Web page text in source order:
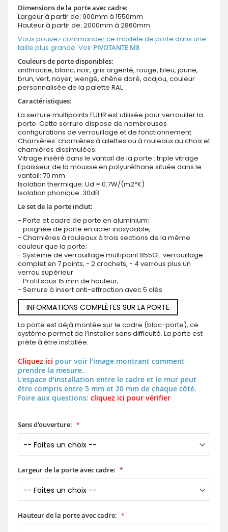
Dimensions de la porte avec cadre:
Largeur à partir de: 900mm à 1550mm
Hauteur à partir de: 2000mm à 2860mm
Vous pouvez commander ce modèle de porte dans une
taille plus grande. Voir PIVOTANTE M8
Couleurs de porte disponibles:
anthracite, blanc, noir, gris argenté, rouge, bleu, jaune,
brun, vert, noyer, wengé, chêne doré, acajou, couleur
personnalisée de la palette RAL
Caractéristiques:
La serrure multipoints FUHR est utilisée pour verrouiller la
porte. Cette serrure dispose de nombreuses
configurations de verrouillage et de fonctionnement.
Charnières: charnières à ailettes ou à rouleaux au choix et
charnières dissimulées.
Vitrage inséré dans le vantail de la porte : triple vitrage
Epaisseur de la mousse en polyuréthane située dans le
vantail: 70 mm
Isolation thermique: Ud = 0.7W/(m2*K)
Isolation phonique: 30dB
Le set de la porte inclut:
- Porte et cadre de porte en aluminium;
- poignée de porte en acier inoxydable;
- Charnières à rouleaux à trois sections de la même
couleur que la porte;
- Système de verrouillage multipoint 855GL: verrouillage
complet en 7 points, - 2 crochets, - 4 verrous plus un
verrou supérieur
- Profil sous 15 mm de hauteur;
- Serrure à insert anti-effraction avec 5 clés
INFORMATIONS COMPLÈTES SUR LA PORTE
La porte est déjà montée sur le cadre (bloc-porte), ce
système permet de l’installer sans difficulté. La porte est
prête à être installée.
Cliquez ici pour voir l’image montrant comment
prendre la mesure.
L'espace d'installation entre le cadre et le mur peut
être compris entre 5 mm et 20 mm de chaque côté.
Foire aux questions: cliquez ici pour vérifier
Sens d'ouverture:
Largeur de la porte avec cadre:
Hauteur de la porte avec cadre: